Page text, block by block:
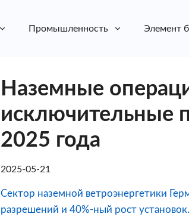
Промышленность Элемент
Наземные
исключительные
2025 года
2025-05-21
Сектор наземной ветроэнергетики
разрешений и 40%-ный рост